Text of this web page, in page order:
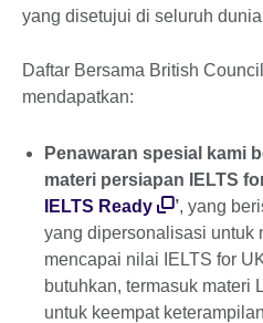
yang disetujui di seluruh
Daftar Bersama British
mendapatkan:
Penawaran spesial kami
materi persiapan IELTS
IELTS Ready
’, yang
yang dipersonalisasi untuk
mencapai nilai IELTS for
butuhkan, termasuk materi
untuk keempat